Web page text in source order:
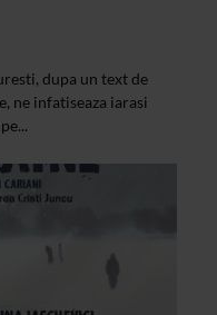
dupa un text de
ne infatiseaza iarasi